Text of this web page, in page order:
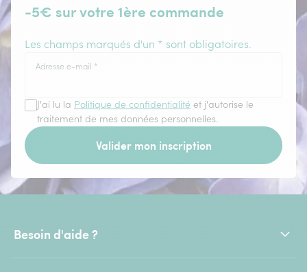
-5€ sur votre 1ère commande
Les champs marqués d'un * sont obligatoires.
Adresse e-mail *
J'ai lu la Politique de confidentialité et j'autorise le
traitement de mes données personnelles.
Valider mon inscription
Besoin d'aide ?